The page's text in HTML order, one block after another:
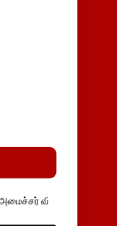
வருகிறார். �.